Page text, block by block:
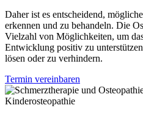
Daher ist es entscheidend,
erkennen und zu behandeln. Die
Vielzahl von Möglichkeiten, um
Entwicklung positiv zu
lösen oder zu verhindern.
Termin vereinbaren